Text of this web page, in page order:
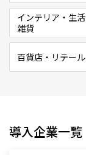
インテリア・生活
雑貨
百貨店・リテール
導入企業一覧